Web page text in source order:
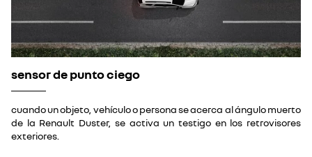
sensor de punto ciego
cuando un objeto, vehículo o persona se acerca al ángulo muerto
de la Renault Duster, se activa un testigo en los retrovisores
exteriores.